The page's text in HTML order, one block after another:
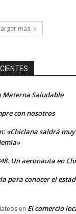
más
Materna Saludable
con nosotros
«Chiclana saldrá muy
Un aeronauta en
para conocer el
en El comercio